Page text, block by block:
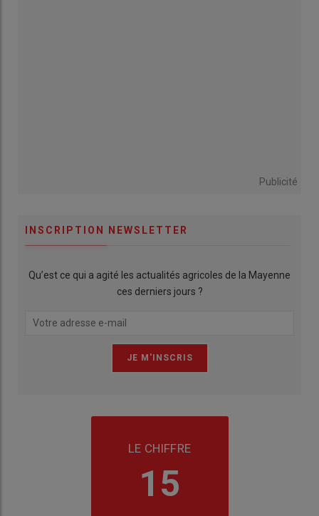
Publicité
INSCRIPTION NEWSLETTER
Qu’est ce qui a agité les actualités agricoles de la Mayenne
ces derniers jours ?
LE CHIFFRE
15